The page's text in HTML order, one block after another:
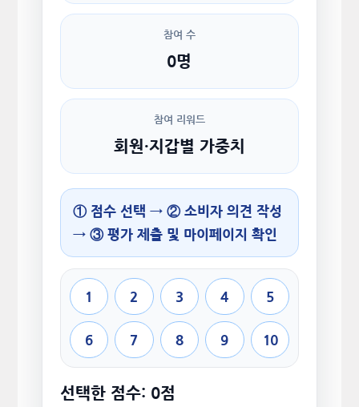
참여 수
0명
참여 리워드
회원·지갑별 가중치
① 점수 선택 → ② 소비자 의견 작성
→ ③ 평가 제출 및 마이페이지 확인
1 2 3 4 5
6 7 8 9 10
선택한 점수: 0점